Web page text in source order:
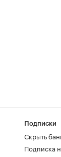
Подписки
Скрыть
Подписка